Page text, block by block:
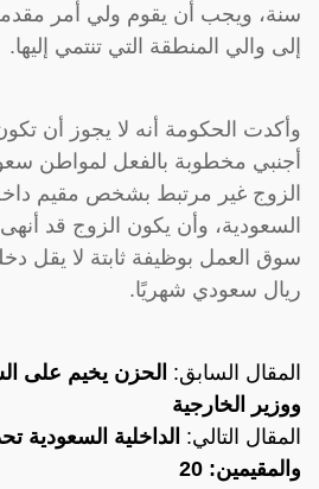
سنة، ويجب أن يقوم ولي أمر
إلى والي المنطقة التي تنتمي إليها.
وأكدت الحكومة أنه لا يجوز أن
أجنبي مخطوبة بالفعل لمواطن
الزوج غير مرتبط بشخص مقيم داخل
السعودية، وأن يكون الزوج قد
سوق العمل بوظيفة ثابتة لا يقل
ريال سعودي شهريًا.
المقال السابق: الحزن يخيم على
ووزير الخارجية
المقال التالي: الداخلية السعودية
والمقيمين: 20